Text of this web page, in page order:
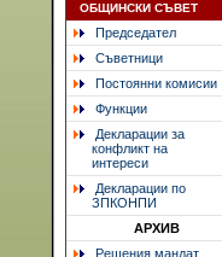
ОБЩИНСКИ СЪВЕТ
Председател
Съветници
Постоянни комисии
Функции
Декларации за
конфликт на
интереси
Декларации по
ЗПКОНПИ
АРХИВ
Решения мандат